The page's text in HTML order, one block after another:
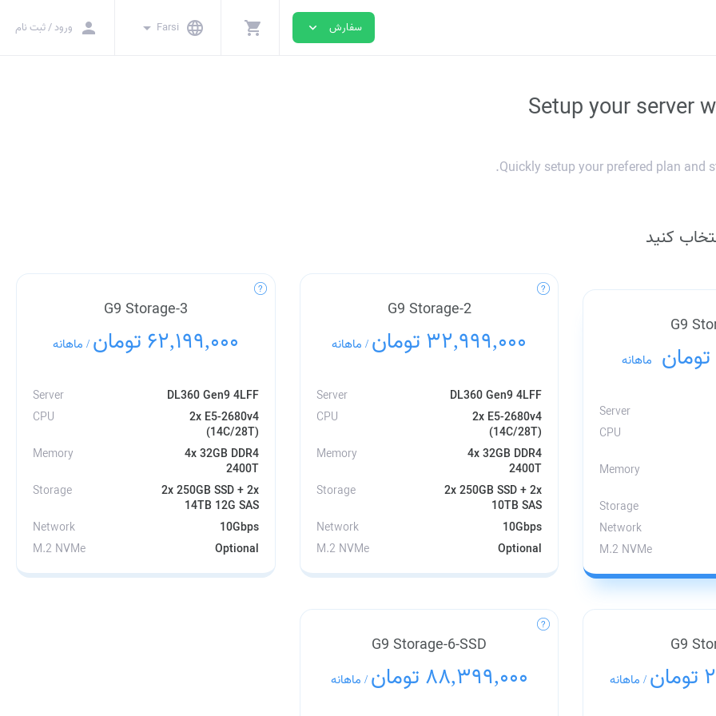
سفارش expand_more
shopping_cart
language
Farsi
arrow_drop_down
person ورود / ثبت نام
Setup your server
Quickly setup your prefered plan and
کنید
G9
ماهانه
Server
CPU
Memory
Storage
Network
M.2 NVMe
G9 Storage-2
32,999,000 تومان / ماهانه
Server
DL360 Gen9 4LFF
CPU
2x E5-2680v4
(14C/28T)
Memory
4x 32GB DDR4
2400T
Storage
2x 250GB SSD + 2x
10TB SAS
Network
10Gbps
M.2 NVMe
Optional
G9 Storage-3
62,199,000 تومان / ماهانه
Server
DL360 Gen9 4LFF
CPU
2x E5-2680v4
(14C/28T)
Memory
4x 32GB DDR4
2400T
Storage
2x 250GB SSD + 2x
14TB 12G SAS
Network
10Gbps
M.2 NVMe
Optional
G9
/ ماهانه
G9 Storage-6-SSD
88,399,000 تومان / ماهانه